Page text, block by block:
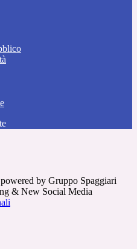
by Gruppo Spaggiari
& New Social Media